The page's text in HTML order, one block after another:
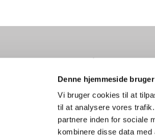
Denne hjemmeside
Vi bruger cookies til at
til at analysere vores
partnere inden for sociale
kombinere disse data